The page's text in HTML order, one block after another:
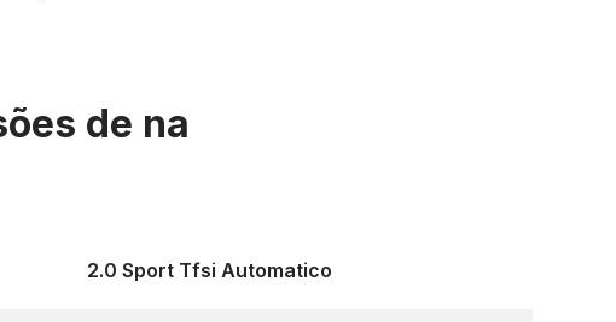
de na
2.0 Sport Tfsi Automatico